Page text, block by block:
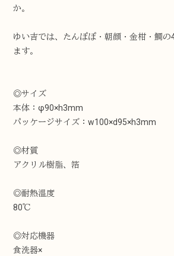
か。
ゆい吉では、たんぽぽ・朝顔・金柑・鯛の
ます。
◎サイズ
本体：φ90×h3mm
パッケージサイズ：w100×d95×h3mm
◎材質
アクリル樹脂、箔
◎耐熱温度
80℃
◎対応機器
食洗器×